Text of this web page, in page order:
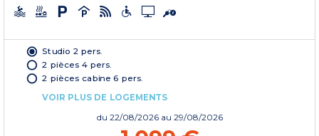
Studio 2 pers.
2 pièces 4 pers.
2 pièces cabine 6 pers.
VOIR PLUS DE LOGEMENTS
du 22/08/2026 au 29/08/2026